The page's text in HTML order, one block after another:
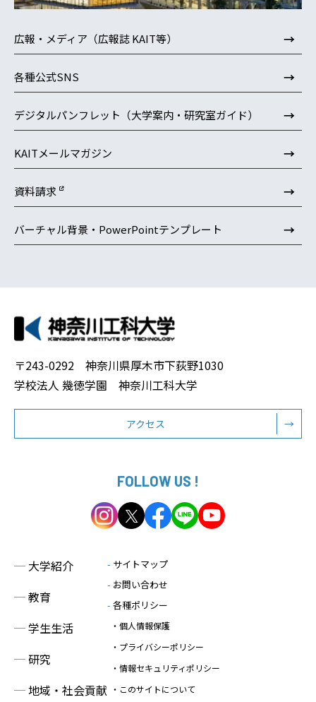
広報・メディア（広報誌 KAIT等） →
各種公式SNS →
デジタルパンフレット（大学案内・研究室ガイド） →
KAITメールマガジン →
資料請求 →
バーチャル背景・PowerPointテンプレート →
〒243-0292 神奈川県厚木市下荻野1030
学校法人 幾徳学園 神奈川工科大学
アクセス →
FOLLOW US !
─ 大学紹介
─教育
─学生生活
─研究
─地域・社会貢献
- サイトマップ
- お問い合わせ
- 各種ポリシー
・個人情報保護
・プライバシーポリシー
・情報セキュリティポリシー
・このサイトについて